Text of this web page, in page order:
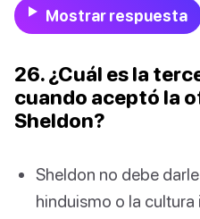
Mostrar respuesta
26. ¿Cuál es la
cuando aceptó la
Sheldon?
Sheldon no debe
hinduismo o la cultura